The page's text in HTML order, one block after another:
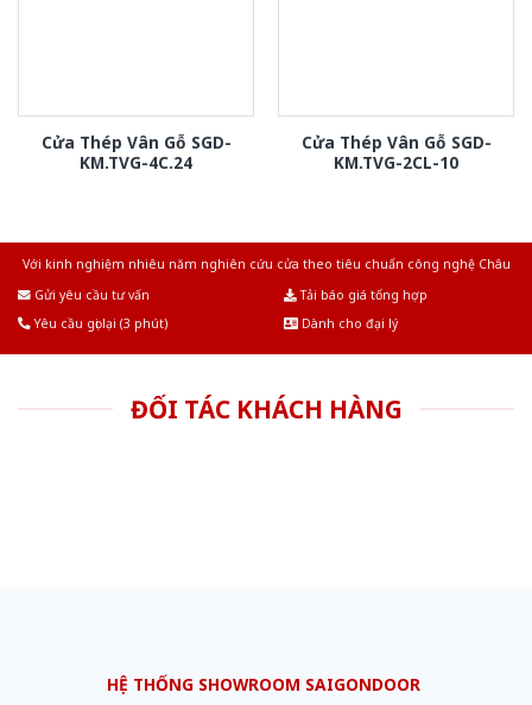
Cửa Thép Vân Gỗ SGD-
KM.TVG-4C.24
Cửa Thép Vân Gỗ SGD-
KM.TVG-2CL-10
Với kinh nghiệm nhiêu năm nghiên cứu cửa theo tiêu chuẩn công nghệ Châu
Gửi yêu cầu tư vấn
Tải báo giá tổng hợp
Yêu cầu gọi lại (3 phút)
Dành cho đại lý
ĐỐI TÁC KHÁCH HÀNG
HỆ THỐNG SHOWROOM SAIGONDOOR